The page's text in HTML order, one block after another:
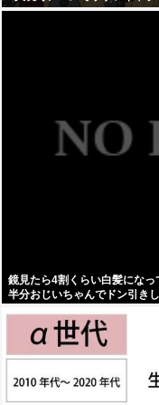
鏡見たら4割くらい白髪にな
半分おじいちゃんでドン引き